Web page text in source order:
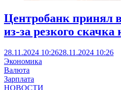
Центробанк принял
из-за резкого
28.11.2024 10:2628.11.2024 10:26
Экономика
Валюта
Зарплата
НОВОСТИ